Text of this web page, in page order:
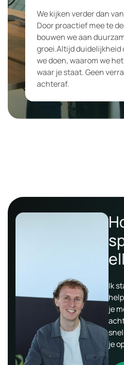
We kijken verder dan
Door proactief mee te
bouwen we aan
groei.Altijd duidelijkheid
we doen, waarom we
waar je staat. Geen
achteraf.
Ik
je
je